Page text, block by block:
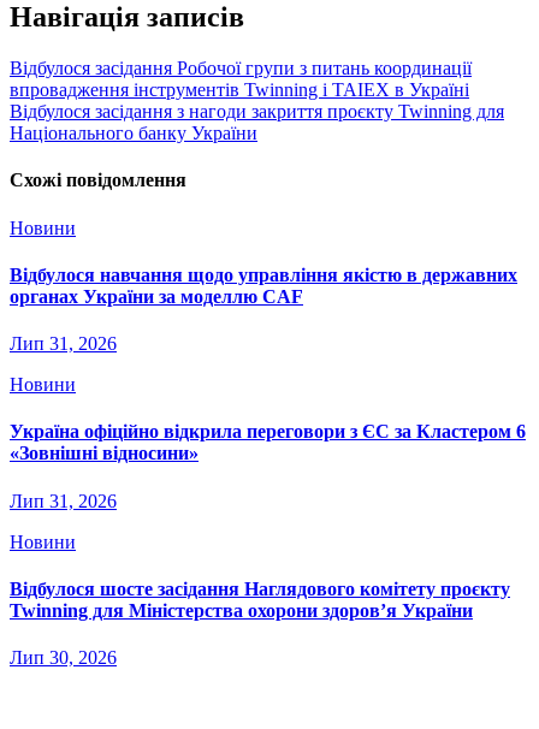
Навігація записів
Відбулося засідання Робочої групи з питань координації
впровадження інструментів Twinning і ТАІЕХ в Україні
Відбулося засідання з нагоди закриття проєкту Twinning для
Національного банку України
Схожі повідомлення
Новини
Відбулося навчання щодо управління якістю в державних
органах України за моделлю CAF
Лип 31, 2026
Новини
Україна офіційно відкрила переговори з ЄС за Кластером 6
«Зовнішні відносини»
Лип 31, 2026
Новини
Відбулося шосте засідання Наглядового комітету проєкту
Twinning для Міністерства охорони здоров’я України
Лип 30, 2026